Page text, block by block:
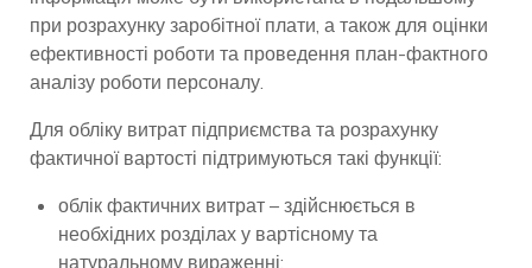
при розрахунку заробітної плати, а також для оцінки
ефективності роботи та проведення план-фактного
аналізу роботи персоналу.
Для обліку витрат підприємства та розрахунку
фактичної вартості підтримуються такі функції:
облік фактичних витрат – здійснюється в
необхідних розділах у вартісному та
натуральному вираженні;